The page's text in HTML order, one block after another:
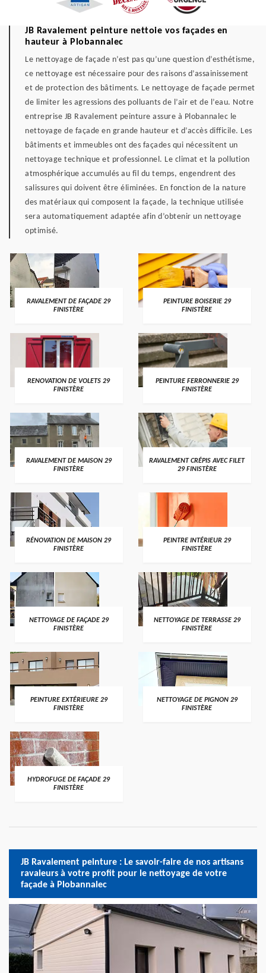
JB Ravalement peinture nettoie vos façades en
hauteur à Plobannalec
Le nettoyage de façade n’est pas qu’une question d’esthétisme,
ce nettoyage est nécessaire pour des raisons d’assainissement
et de protection des bâtiments. Le nettoyage de façade permet
de limiter les agressions des polluants de l’air et de l’eau. Notre
entreprise JB Ravalement peinture assure à Plobannalec le
nettoyage de façade en grande hauteur et d’accès difficile. Les
bâtiments et immeubles ont des façades qui nécessitent un
nettoyage technique et professionnel. Le climat et la pollution
atmosphérique accumulés au fil du temps, engendrent des
salissures qui doivent être éliminées. En fonction de la nature
des matériaux qui composent la façade, la technique utilisée
sera automatiquement adaptée afin d’obtenir un nettoyage
optimisé.
RAVALEMENT DE FAÇADE 29
FINISTÈRE
PEINTURE BOISERIE 29
FINISTÈRE
RENOVATION DE VOLETS 29
FINISTÈRE
PEINTURE FERRONNERIE 29
FINISTÈRE
RAVALEMENT DE MAISON 29
FINISTÈRE
RAVALEMENT CRÉPIS AVEC FILET
29 FINISTÈRE
RÉNOVATION DE MAISON 29
FINISTÈRE
PEINTRE INTÉRIEUR 29
FINISTÈRE
NETTOYAGE DE FAÇADE 29
FINISTÈRE
NETTOYAGE DE TERRASSE 29
FINISTÈRE
PEINTURE EXTÉRIEURE 29
FINISTÈRE
NETTOYAGE DE PIGNON 29
FINISTÈRE
HYDROFUGE DE FAÇADE 29
FINISTÈRE
JB Ravalement peinture : Le savoir-faire de nos artisans
ravaleurs à votre profit pour le nettoyage de votre
façade à Plobannalec